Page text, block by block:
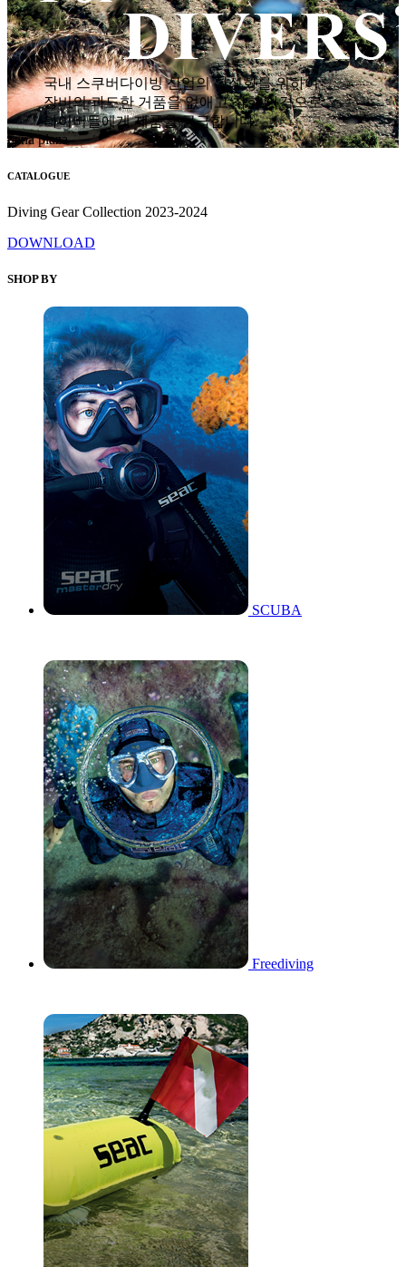
국내 스쿠버다이빙 산업의 활성화를 위하여
장비의 과도한 거품을 없애고 착한 가격으로
다이버들에게 제품을 공급합니다.
hana plaza
CATALOGUE
Diving Gear Collection 2023-2024
DOWNLOAD
SHOP BY
SCUBA
Freediving